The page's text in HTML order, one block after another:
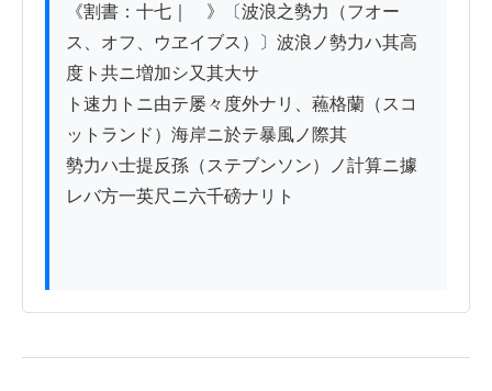
《割書：十七｜　》〔波浪之勢力（フオー
ス、オフ、ウヱイブス）〕波浪ノ勢力ハ其高
度ト共ニ増加シ又其大サ
ト速力トニ由テ屡々度外ナリ、蘓格蘭（スコ
ットランド）海岸ニ於テ暴風ノ際其
勢力ハ士提反孫（ステブンソン）ノ計算ニ據
レバ方一英尺ニ六千磅ナリト